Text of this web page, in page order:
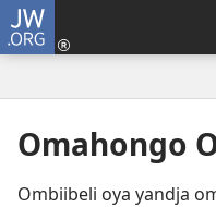
JW.ORG
Omahongo
Ombiibeli oya yandja